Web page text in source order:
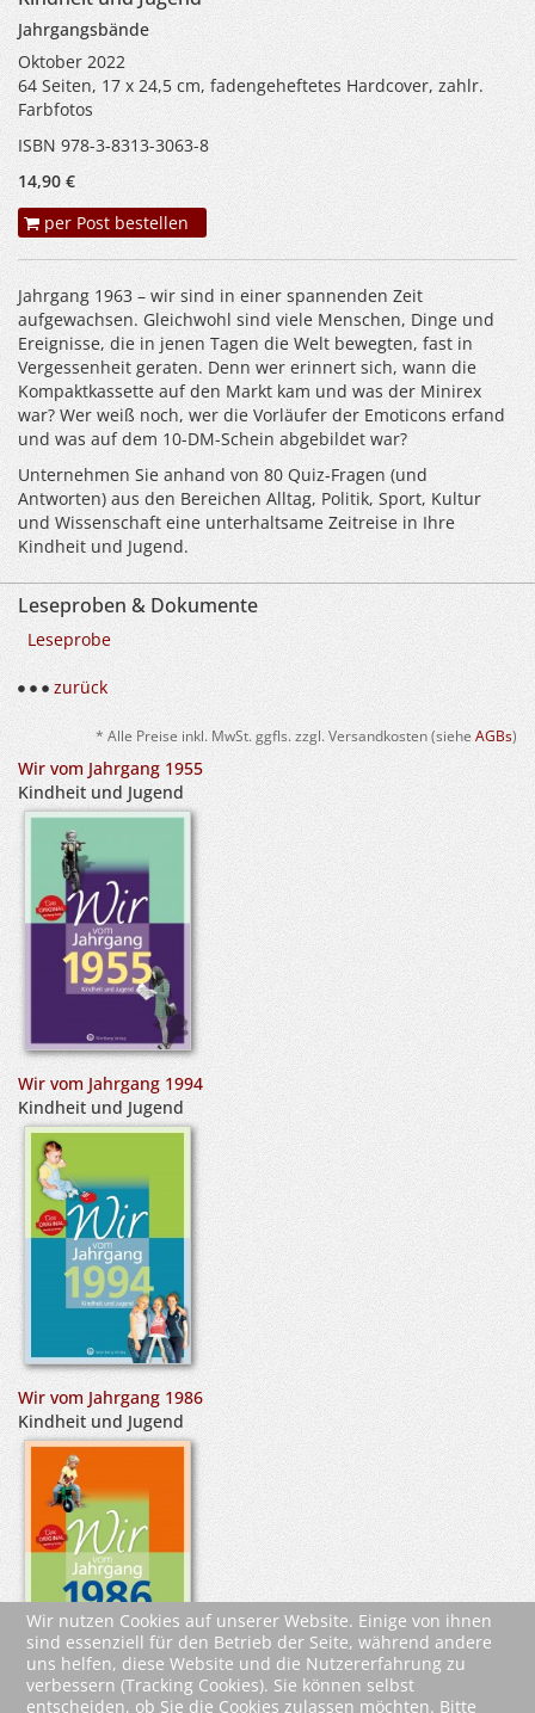
Jahrgangsbände
Oktober 2022
64 Seiten, 17 x 24,5 cm, fadengeheftetes Hardcover, zahlr.
Farbfotos
ISBN 978-3-8313-3063-8
14,90 €
per Post bestellen
Jahrgang 1963 – wir sind in einer spannenden Zeit
aufgewachsen. Gleichwohl sind viele Menschen, Dinge und
Ereignisse, die in jenen Tagen die Welt bewegten, fast in
Vergessenheit geraten. Denn wer erinnert sich, wann die
Kompaktkassette auf den Markt kam und was der Minirex
war? Wer weiß noch, wer die Vorläufer der Emoticons erfand
und was auf dem 10-DM-Schein abgebildet war?
Unternehmen Sie anhand von 80 Quiz-Fragen (und
Antworten) aus den Bereichen Alltag, Politik, Sport, Kultur
und Wissenschaft eine unterhaltsame Zeitreise in Ihre
Kindheit und Jugend.
Leseproben & Dokumente
Leseprobe
zurück
* Alle Preise inkl. MwSt. ggfls. zzgl. Versandkosten (siehe AGBs)
Wir vom Jahrgang 1955
Kindheit und Jugend
Wir vom Jahrgang 1994
Kindheit und Jugend
Wir vom Jahrgang 1986
Kindheit und Jugend
Wir nutzen Cookies auf unserer Website. Einige von ihnen
sind essenziell für den Betrieb der Seite, während andere
uns helfen, diese Website und die Nutzererfahrung zu
verbessern (Tracking Cookies). Sie können selbst
entscheiden, ob Sie die Cookies zulassen möchten. Bitte